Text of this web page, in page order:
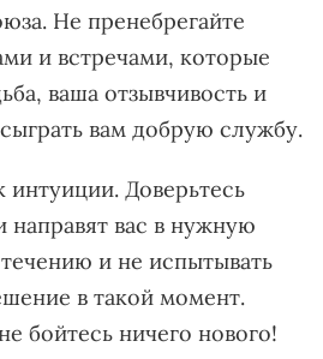
Не пренебрегайте
и встречами, которые
ваша отзывчивость и
вам добрую службу.
Доверьтесь
вас в нужную
и не испытывать
в такой момент.
бойтесь ничего нового!